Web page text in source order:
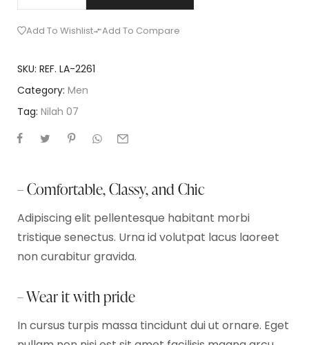
Add To Wishlist Add To Compare
SKU: REF. LA-2261
Category: Men
Tag: Nilah 07
– Comfortable, Classy, and Chic
Adipiscing elit pellentesque habitant morbi
tristique senectus. Urna id volutpat lacus laoreet
non curabitur gravida.
– Wear it with pride
In cursus turpis massa tincidunt dui ut ornare. Eget